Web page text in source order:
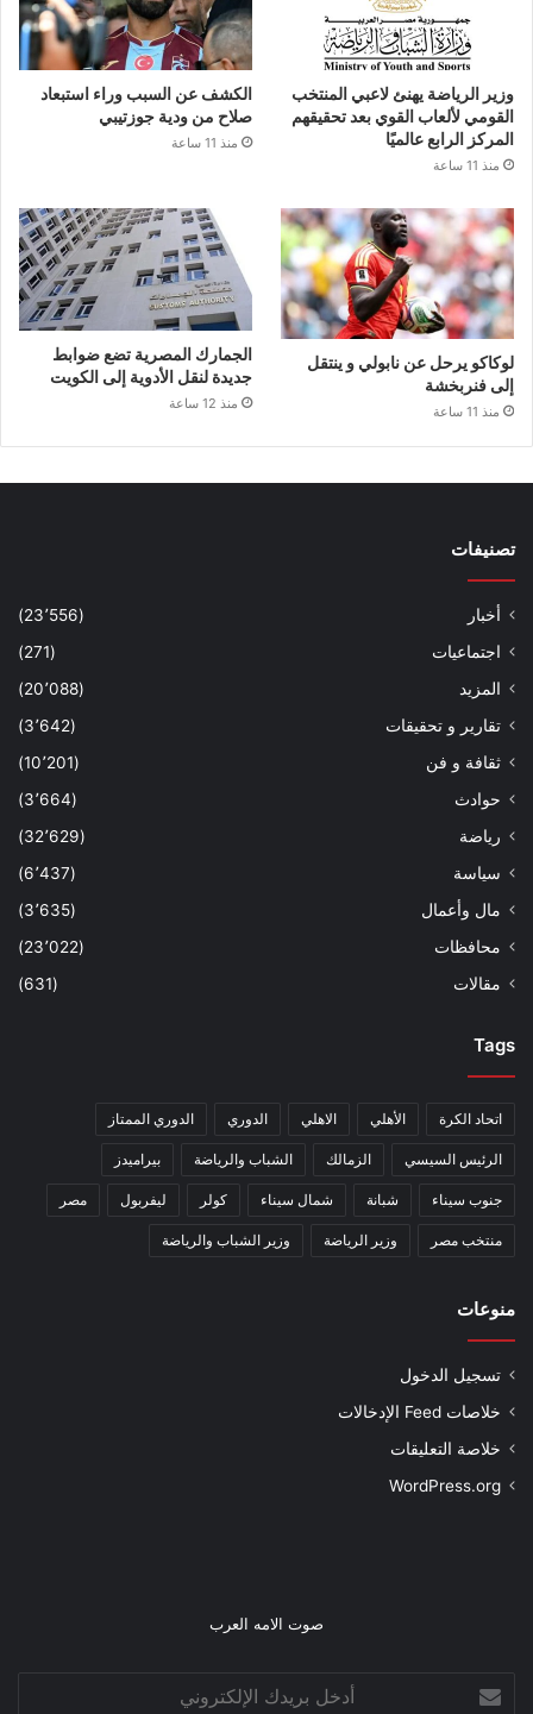
وزير الرياضة يهنئ لاعبي المنتخب
القومي لألعاب القوي بعد تحقيقهم
المركز الرابع عالميًا
منذ 11 ساعة
الكشف عن السبب وراء استبعاد
صلاح من ودية جوزتيبي
منذ 11 ساعة
لوكاكو يرحل عن نابولي و ينتقل
إلى فنربخشة
منذ 11 ساعة
الجمارك المصرية تضع ضوابط
جديدة لنقل الأدوية إلى الكويت
منذ 12 ساعة
تصنيفات
أخبار
(23٬556)
اجتماعيات
(271)
المزيد
(20٬088)
تقارير و تحقيقات
(3٬642)
ثقافة و فن
(10٬201)
حوادث
(3٬664)
رياضة
(32٬629)
سياسة
(6٬437)
مال وأعمال
(3٬635)
محافظات
(23٬022)
مقالات
(631)
Tags
اتحاد الكرة الأهلي الاهلي الدوري الدوري الممتاز
الرئيس السيسي الزمالك الشباب والرياضة بيراميدز
جنوب سيناء شبانة شمال سيناء كولر ليفربول مصر
منتخب مصر وزير الرياضة وزير الشباب والرياضة
منوعات
تسجيل الدخول
خلاصات Feed الإدخالات
خلاصة التعليقات
WordPress.org
صوت الامه العرب
بريدك